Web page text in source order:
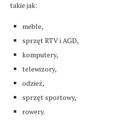
takie jak:
meble,
sprzęt RTV i AGD,
komputery,
telewizory,
odzież,
sprzęt sportowy,
rowery.